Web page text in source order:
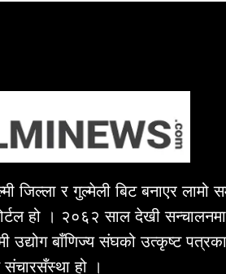
जिल्ला र गुल्मेली बिट बनाएर लामो
हो । २०६२ साल देखी
उद्योग बाँणिज्य संघको उत्कृष्ट
हो ।